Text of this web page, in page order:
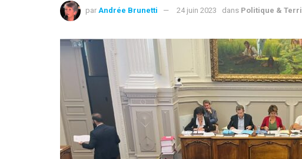
par Andrée Brunetti 24 juin 2023 dans Politique &